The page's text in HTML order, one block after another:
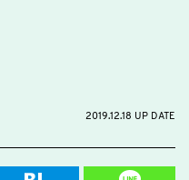
2019.12.18 UP DATE